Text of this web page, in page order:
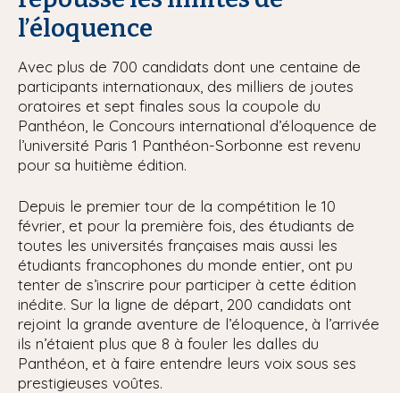
l’éloquence
Avec plus de 700 candidats dont une centaine de
participants internationaux, des milliers de joutes
oratoires et sept finales sous la coupole du
Panthéon, le Concours international d’éloquence de
l’université Paris 1 Panthéon-Sorbonne est revenu
pour sa huitième édition.
Depuis le premier tour de la compétition le 10
février, et pour la première fois, des étudiants de
toutes les universités françaises mais aussi les
étudiants francophones du monde entier, ont pu
tenter de s’inscrire pour participer à cette édition
inédite. Sur la ligne de départ, 200 candidats ont
rejoint la grande aventure de l’éloquence, à l’arrivée
ils n’étaient plus que 8 à fouler les dalles du
Panthéon, et à faire entendre leurs voix sous ses
prestigieuses voûtes.